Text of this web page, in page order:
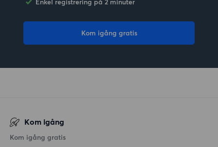
Enkel registrering på 2 minuter
Kom igång gratis
Kom igång
Kom igång gratis